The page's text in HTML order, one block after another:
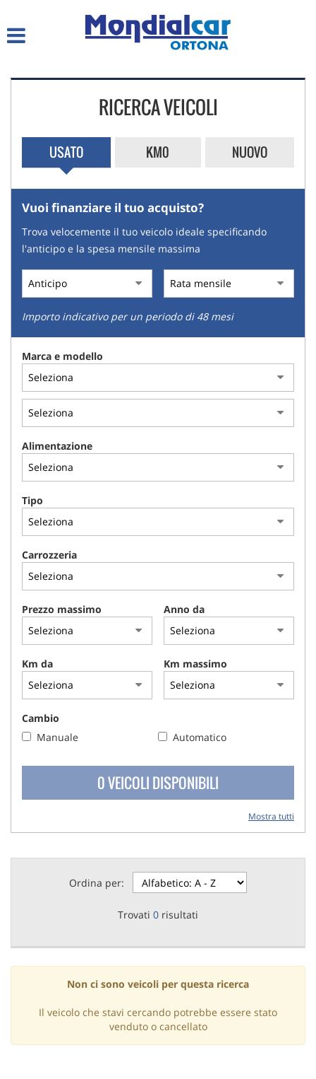
ACQUISTIAMO USATO
ASSISTENZA
CONTATTI
RICERCA VEICOLI
USATO KM0 NUOVO
Vuoi finanziare il tuo acquisto?
Trova velocemente il tuo veicolo ideale specificando
l'anticipo e la spesa mensile massima
Importo indicativo per un periodo di 48 mesi
Marca e modello
Alimentazione
Tipo
Carrozzeria
Prezzo massimo Anno da
Km da Km massimo
Cambio
Manuale
Automatico
0 VEICOLI DISPONIBILI
Mostra tutti
Ordina per:
Trovati 0 risultati
Non ci sono veicoli per questa ricerca
Il veicolo che stavi cercando potrebbe essere stato
venduto o cancellato